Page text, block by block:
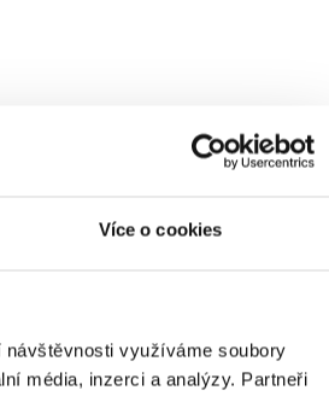
Více o cookies
využíváme soubory
média, inzerci a analýzy. Partneři